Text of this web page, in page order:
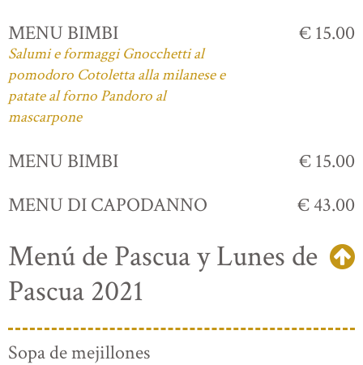
MENU BIMBI
Salumi e formaggi Gnocchetti al
pomodoro Cotoletta alla milanese e
patate al forno Pandoro al
mascarpone
€ 15.00
MENU BIMBI
€ 15.00
MENU DI CAPODANNO
€ 43.00
Menú de Pascua y Lunes de
Pascua 2021
Sopa de mejillones